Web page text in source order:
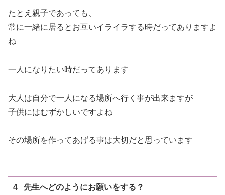
たとえ親子であっても、
常に一緒に居るとお互いイライラする時だってありますよ
ね
一人になりたい時だってあります
大人は自分で一人になる場所へ行く事が出来ますが
子供にはむずかしいですよね
その場所を作ってあげる事は大切だと思っています
4 先生へどのようにお願いをする？